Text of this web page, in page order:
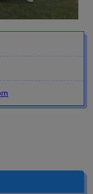
の懇親会やゴル
ポートなどで交